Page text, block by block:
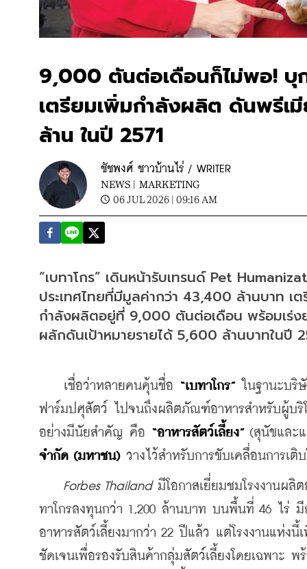
9,000 ตันต่อเดือนก็ไม่พอ! บุก
เตรียมเพิ่มกำลังผลิต ดันพรีเ
ล้าน ในปี 2571
ชัชพงศ์ ชาวบ้านไร่ / WRITER
NEWS | MARKETING
06 JUL 2026 | 09:16 AM
“เบทาโกร” เดินหน้ารับเทรนด์ Pet
ประเทศไทยที่มีมูลค่ากว่า 43,400 ล้านบาท
กำลังผลิตอยู่ที่ 9,000 ตันต่อเดือน พร้อมเร่ง
ผลักดันเป้าหมายรายได้ 5,600 ล้านบาทในปี
เชื่อว่าหลายคนคุ้นชื่อ “เบทาโกร” ในฐานะบริ
ฟาร์มปศุสัตว์ ไปจนถึงผลิตภัณฑ์อาหารสำหรับผู้บริ
อย่างมีนัยสำคัญ คือ “อาหารสัตว์เลี้ยง” (สุนัขและ
จำกัด (มหาชน) วางไว้สำหรับการขับเคลื่อนการเติบ
Forbes Thailand มีโอกาสเยี่ยมชมโรงงานผลิ
ทาโกรลงทุนกว่า 1,200 ล้านบาท บนพื้นที่ 46 ไร่
อาหารสัตว์เลี้ยงมากว่า 22 ปีแล้ว แต่โรงงานแห่ง
ชัดเจนเพื่อรองรับสินค้ากลุ่มสัตว์เลี้ยงโดยเฉพาะ พ